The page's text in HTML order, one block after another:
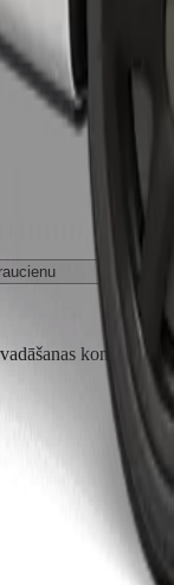
konteiners,